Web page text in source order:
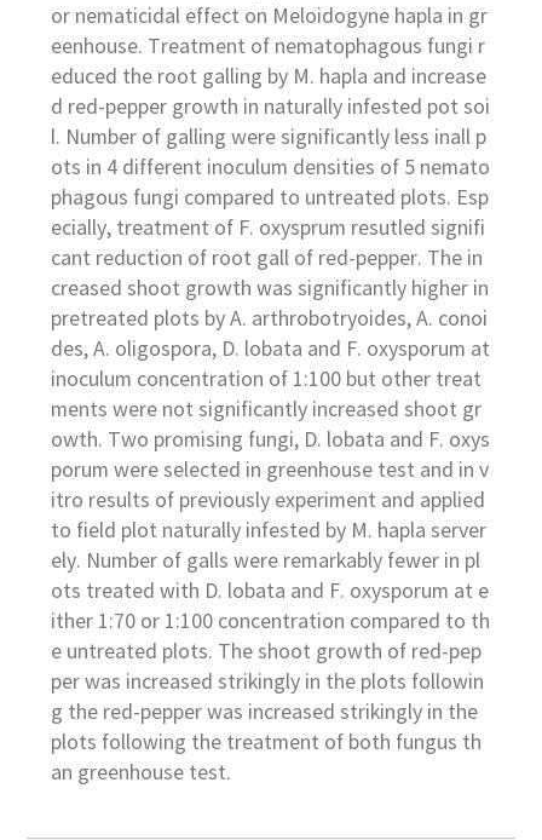
or nematicidal effect on Meloidogyne hapla in gr
eenhouse. Treatment of nematophagous fungi r
educed the root galling by M. hapla and increase
d red-pepper growth in naturally infested pot soi
l. Number of galling were significantly less inall p
ots in 4 different inoculum densities of 5 nemato
phagous fungi compared to untreated plots. Esp
ecially, treatment of F. oxysprum resutled signifi
cant reduction of root gall of red-pepper. The in
creased shoot growth was significantly higher in
pretreated plots by A. arthrobotryoides, A. conoi
des, A. oligospora, D. lobata and F. oxysporum at
inoculum concentration of 1:100 but other treat
ments were not significantly increased shoot gr
owth. Two promising fungi, D. lobata and F. oxys
porum were selected in greenhouse test and in v
itro results of previously experiment and applied
to field plot naturally infested by M. hapla server
ely. Number of galls were remarkably fewer in pl
ots treated with D. lobata and F. oxysporum at e
ither 1:70 or 1:100 concentration compared to th
e untreated plots. The shoot growth of red-pep
per was increased strikingly in the plots followin
g the red-pepper was increased strikingly in the
plots following the treatment of both fungus th
an greenhouse test.